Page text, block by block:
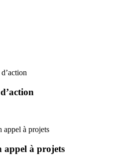
appel à projets
appel à projets